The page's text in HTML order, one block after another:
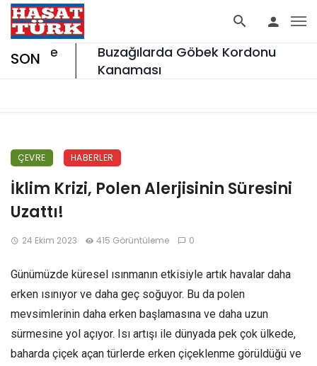
SON
Buzağılarda Göbek Kordonu
Kanaması
ÇEVRE HABERLER
İklim Krizi, Polen Alerjisinin Süresini
Uzattı!
24 Ekim 2023 415 Görüntüleme 0
Günümüzde küresel ısınmanın etkisiyle artık havalar daha
erken ısınıyor ve daha geç soğuyor. Bu da polen
mevsimlerinin daha erken başlamasına ve daha uzun
sürmesine yol açıyor. Isı artışı ile dünyada pek çok ülkede,
baharda çiçek açan türlerde erken çiçeklenme görüldüğü ve